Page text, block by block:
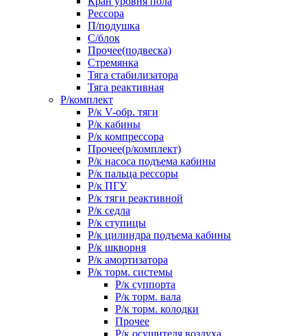
Рессора
П/подушка
С/блок
Прочее(подвеска)
Стремянка
Тяга стабилизатора
Тяга реактивная
Р/комплект
Р/к V-обр. тяги
Р/к кабины
Р/к компрессора
Прочее(р/комплект)
Р/к насоса подъема кабины
Р/к пальца рессоры
Р/к ПГУ
Р/к тяги реактивной
Р/к седла
Р/к ступицы
Р/к цилиндра подъема кабины
Р/к шкворня
Р/к амортизатора
Р/к торм. системы
Р/к суппорта
Р/к торм. вала
Р/к торм. колодки
Прочее